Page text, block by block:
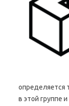
определяется
в этой группе